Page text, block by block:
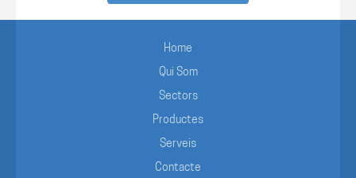
Home
Qui Som
Sectors
Productes
Serveis
Contacte